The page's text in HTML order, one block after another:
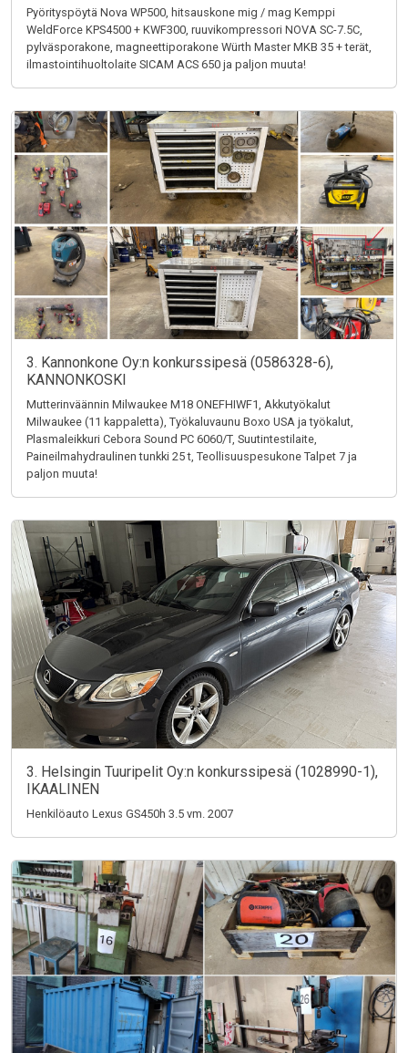
Pyörityspöytä Nova WP500, hitsauskone mig / mag Kemppi
WeldForce KPS4500 + KWF300, ruuvikompressori NOVA SC-7.5C,
pylväsporakone, magneettiporakone Würth Master MKB 35 + terät,
ilmastointihuoltolaite SICAM ACS 650 ja paljon muuta!
3. Kannonkone Oy:n konkurssipesä (0586328-6),
KANNONKOSKI
Mutterinväännin Milwaukee M18 ONEFHIWF1, Akkutyökalut
Milwaukee (11 kappaletta), Työkaluvaunu Boxo USA ja työkalut,
Plasmaleikkuri Cebora Sound PC 6060/T, Suutintestilaite,
Paineilmahydraulinen tunkki 25 t, Teollisuuspesukone Talpet 7 ja
paljon muuta!
3. Helsingin Tuuripelit Oy:n konkurssipesä (1028990-1),
IKAALINEN
Henkilöauto Lexus GS450h 3.5 vm. 2007